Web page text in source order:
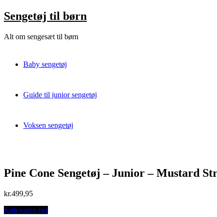
Skip
to
Sengetøj til børn
Alt om sengesæt til børn
Baby sengetøj
Guide til junior sengetøj
Voksen sengetøj
Pine Cone Sengetøj – Junior – Mustard
kr.499,95
Køb varen her